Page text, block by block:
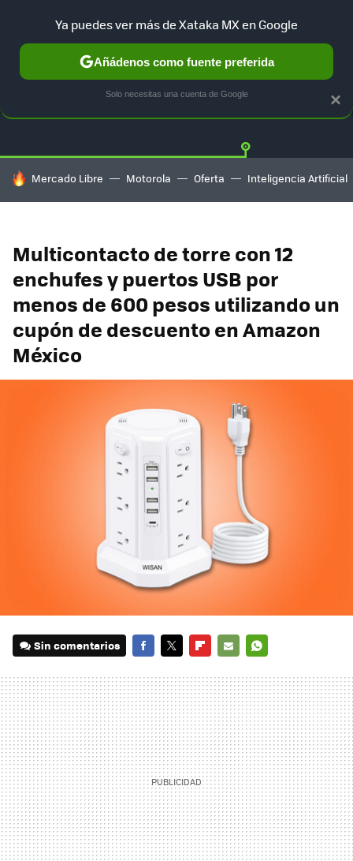
GUÍA DE COMPRAS MERCADO LIBRE
HOY SE HABLA DE
Mercado Libre Motorola Oferta Inteligencia Artificial
Multicontacto de torre con 12
enchufes y puertos USB por
menos de 600 pesos utilizando un
cupón de descuento en Amazon
México
Sin comentarios
MAIL
×
Ya puedes ver más de Xataka MX en Google
Añádenos como fuente preferida
Solo necesitas una cuenta de Google